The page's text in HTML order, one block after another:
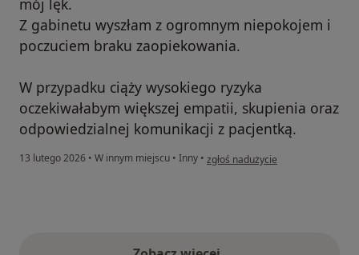
mój lęk.
Z gabinetu wyszłam z ogromnym niepokojem i
poczuciem braku zaopiekowania.
W przypadku ciąży wysokiego ryzyka
oczekiwałabym większej empatii, skupienia oraz
odpowiedzialnej komunikacji z pacjentką.
13 lutego 2026 • W innym miejscu • Inny • w opinii użytkownika Magdalena
zgłoś nadużycie